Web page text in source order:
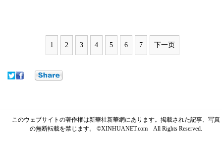
1 2 3 4 5 6 7 下一页
このウェブサイトの著作権は新華社新華網にあります。掲載された記事、写真
の無断転載を禁じます。 ©XINHUANET.com All Rights Reserved.